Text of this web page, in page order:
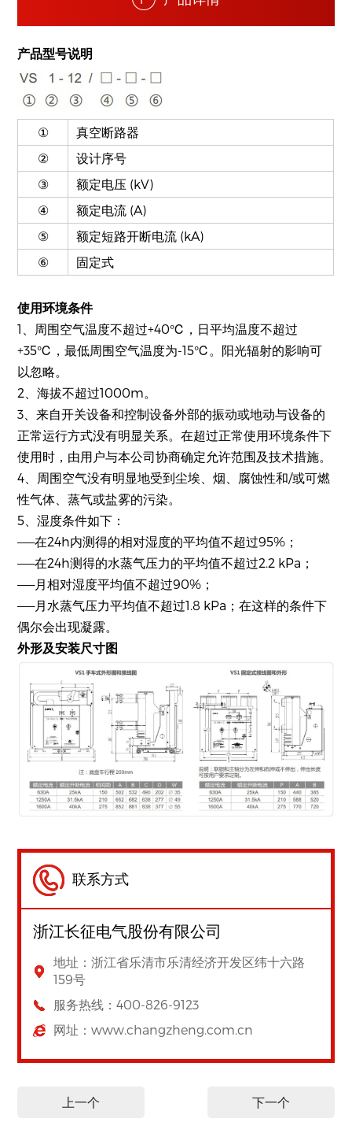
产品型号说明
①
真空断路器
②
设计序号
③
额定电压 (kV)
④
额定电流 (A)
⑤
额定短路开断电流 (kA)
⑥
固定式
使用环境条件
1、周围空气温度不超过+40℃，日平均温度不超过
+35℃，最低周围空气温度为-15℃。阳光辐射的影响可
以忽略。
2、海拔不超过1000m。
3、来自开关设备和控制设备外部的振动或地动与设备的
正常运行方式没有明显关系。在超过正常使用环境条件下
使用时，由用户与本公司协商确定允许范围及技术措施。
4、周围空气没有明显地受到尘埃、烟、腐蚀性和/或可燃
性气体、蒸气或盐雾的污染。
5、湿度条件如下：
——在24h内测得的相对湿度的平均值不超过95%；
——在24h测得的水蒸气压力的平均值不超过2.2 kPa；
——月相对湿度平均值不超过90%；
——月水蒸气压力平均值不超过1.8 kPa；在这样的条件下
偶尔会出现凝露。
外形及安装尺寸图
联系方式
浙江长征电气股份有限公司
地址：浙江省乐清市乐清经济开发区纬十六路
159号
服务热线：400-826-9123
网址：www.changzheng.com.cn
上一个 下一个